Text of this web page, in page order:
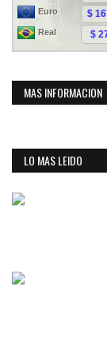
MAS INFORMACION
LO MAS LEIDO